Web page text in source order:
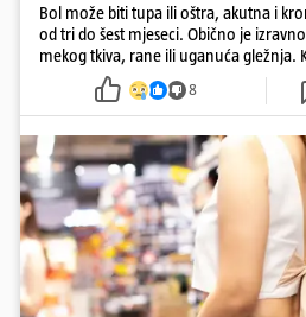
Bol može biti tupa ili oštra, akutna i
od tri do šest mjeseci. Obično je
mekog tkiva, rane ili uganuća gležnja.
šest mjeseci
8